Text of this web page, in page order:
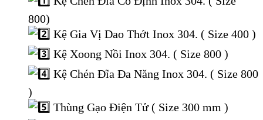
22.000.000 ₫.là:
800)
Kệ Gia Vị Dao Thớt Inox 304. ( Size 400 )
Kệ Xoong Nồi Inox 304. ( Size 800 )
Kệ Chén Đĩa Đa Năng Inox 304. ( Size 800
)
Thùng Gạo Điện Tử ( Size 300 mm )